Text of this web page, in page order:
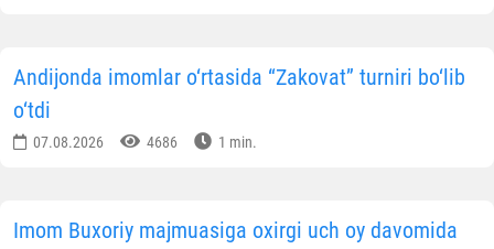
Andijonda imomlar o‘rtasida “Zakovat” turniri bo‘lib
o‘tdi
07.08.2026 4686 1 min.
Imom Buxoriy majmuasiga oxirgi uch oy davomida